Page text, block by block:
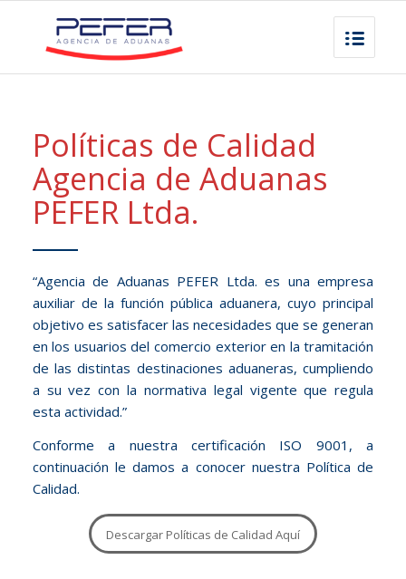
Políticas de Calidad
Agencia de Aduanas
PEFER Ltda.
“Agencia de Aduanas PEFER Ltda. es una empresa
auxiliar de la función pública aduanera, cuyo principal
objetivo es satisfacer las necesidades que se generan
en los usuarios del comercio exterior en la tramitación
de las distintas destinaciones aduaneras, cumpliendo
a su vez con la normativa legal vigente que regula
esta actividad.”
Conforme a nuestra certificación ISO 9001, a
continuación le damos a conocer nuestra Política de
Calidad.
Descargar Políticas de Calidad Aquí